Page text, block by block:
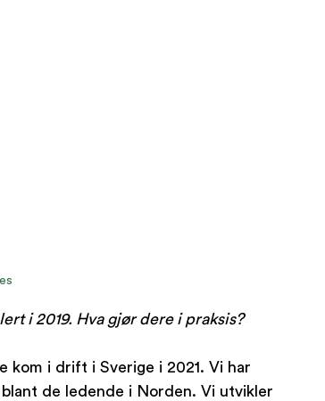
i 2019. Hva gjør dere i praksis?
i drift i Sverige i 2021. Vi har
de ledende i Norden. Vi utvikler